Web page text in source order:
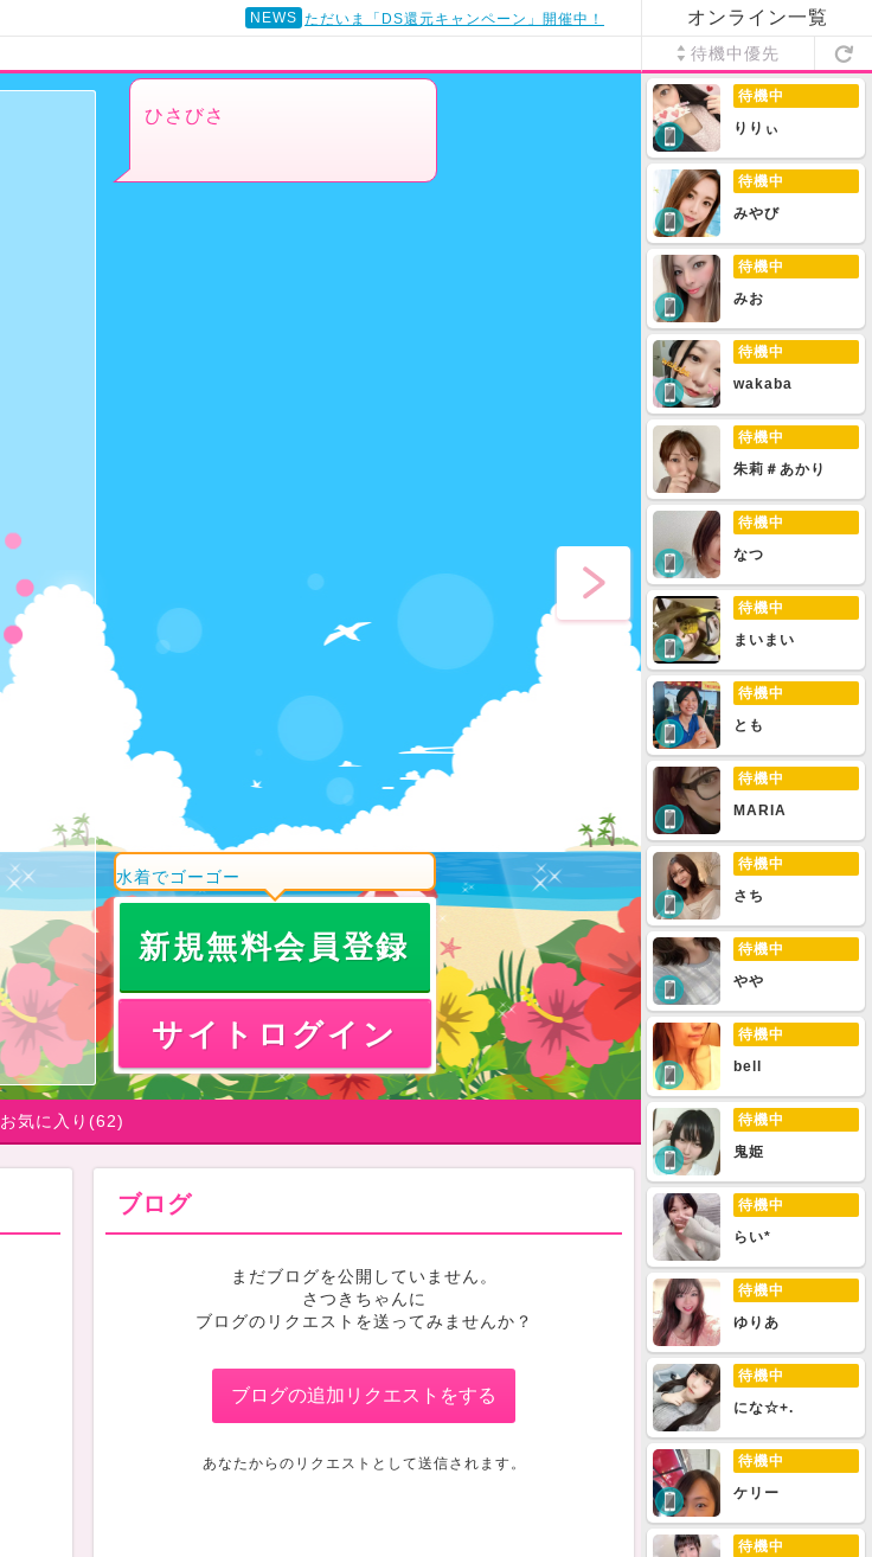
NEWS ただいま「DS還元キャンペーン」開催中！
ひさびさ
水着でゴーゴー
新規無料会員登録
サイトログイン
お気に入り(62)
ブログ
まだブログを公開していません。
さつきちゃんに
ブログのリクエストを送ってみませんか？
ブログの追加リクエストをする
あなたからのリクエストとして送信されます。
オンライン一覧
待機中優先
待機中
りりぃ
待機中
みやび
待機中
みお
待機中
wakaba
待機中
朱莉＃あかり
待機中
なつ
待機中
まいまい
待機中
とも
待機中
MARIA
待機中
さち
待機中
やや
待機中
bell
待機中
鬼姫
待機中
らい*
待機中
ゆりあ
待機中
にな☆+.
待機中
ケリー
待機中